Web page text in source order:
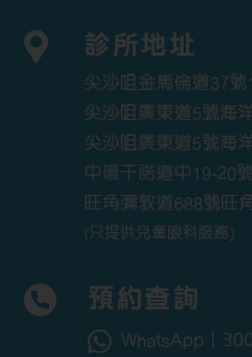
診所地址
尖沙咀金馬倫道37號
尖沙咀廣東道5號海
尖沙咀廣東道5號海
中環干諾道中19-20
旺角彌敦道688號旺
(只提供兒童眼科服務)
預約查詢
WhatsApp｜